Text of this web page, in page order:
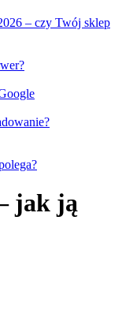
– czy Twój sklep
jak ją